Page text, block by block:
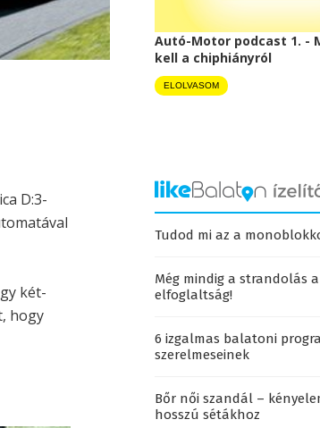
D:3-
két-
hogy
Autó-Motor podcast 1. -
kell a chiphiányról
ELOLVASOM
Tudod mi az a
Még mindig a strandolás
elfoglaltság!
6 izgalmas balatoni
szerelmeseinek
Bőr női szandál –
hosszú sétákhoz